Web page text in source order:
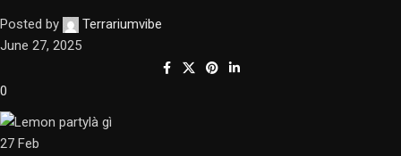
Posted by
Terrariumvibe
June 27, 2025
0
27 Feb